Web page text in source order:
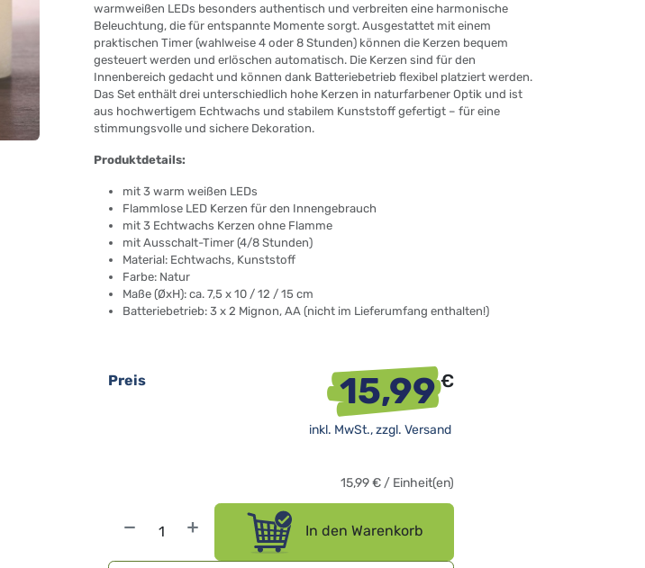
warmweißen LEDs besonders authentisch und verbreiten eine harmonische
Beleuchtung, die für entspannte Momente sorgt. Ausgestattet mit einem
praktischen Timer (wahlweise 4 oder 8 Stunden) können die Kerzen bequem
gesteuert werden und erlöschen automatisch. Die Kerzen sind für den
Innenbereich gedacht und können dank Batteriebetrieb flexibel platziert werden.
Das Set enthält drei unterschiedlich hohe Kerzen in naturfarbener Optik und ist
aus hochwertigem Echtwachs und stabilem Kunststoff gefertigt – für eine
stimmungsvolle und sichere Dekoration.
Produktdetails:
mit 3 warm weißen LEDs
Flammlose LED Kerzen für den Innengebrauch
mit 3 Echtwachs Kerzen ohne Flamme
mit Ausschalt-Timer (4/8 Stunden)
Material: Echtwachs, Kunststoff
Farbe: Natur
Maße (ØxH): ca. 7,5 x 10 / 12 / 15 cm
Batteriebetrieb: 3 x 2 Mignon, AA (nicht im Lieferumfang enthalten!)
In den Warenkorb
Preis 15,99€
inkl. MwSt., zzgl. Versand
15,99€/ Einheit(en)